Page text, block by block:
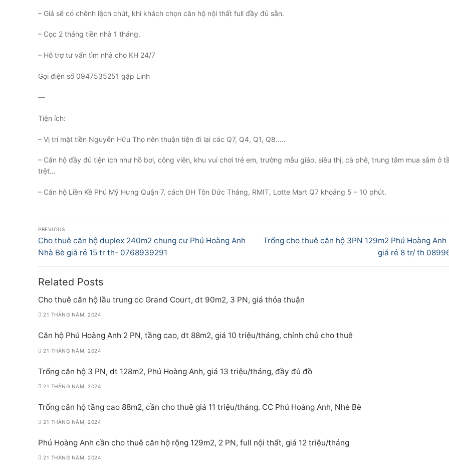
– Giá sẽ có chênh lệch chút, khi khách chọn căn hộ nội thất full đầy đủ sẵn.
– Cọc 2 tháng tiền nhà 1 tháng.
– Hỗ trợ tư vấn tìm nhà cho KH 24/7
Gọi điện số 0947535251 gặp Linh
—
Tiện ích:
– Vị trí mặt tiền Nguyễn Hữu Thọ nên thuận tiện đi lại các Q7, Q4, Q1, Q8…..
– Căn hộ đầy đủ tiện ích như hồ bơi, công viên, khu vui chơi trẻ em, trường mẫu giáo, siêu thị, cà phê, trung tâm mua sắm ở
trệt…
– Căn hộ Liền Kề Phú Mỹ Hưng Quận 7, cách ĐH Tôn Đức Thắng, RMIT, Lotte Mart Q7 khoảng 5 – 10 phút.
Điều
hướng
bài
viết
PREVIOUS
Previous
post:
Cho thuê căn hộ duplex 240m2 chung cư Phú Hoàng Anh
Nhà Bè giá rẻ 15 tr th- 0768939291
Next
Trống cho thuê căn hộ 3PN 129m2 Phú Hoàng Anh
giá rẻ 8 tr/ th
Related Posts
Cho thuê căn hộ lầu trung cc Grand Court, dt 90m2, 3 PN, giá thỏa thuận
21 THÁNG NĂM, 2024
Căn hộ Phú Hoàng Anh 2 PN, tầng cao, dt 88m2, giá 10 triệu/tháng, chính chủ cho thuê
21 THÁNG NĂM, 2024
Trống căn hộ 3 PN, dt 128m2, Phú Hoàng Anh, giá 13 triệu/tháng, đầy đủ đồ
21 THÁNG NĂM, 2024
Trống căn hộ tầng cao 88m2, cần cho thuê giá 11 triệu/tháng. CC Phú Hoàng Anh, Nhè Bè
21 THÁNG NĂM, 2024
Phú Hoàng Anh cần cho thuê căn hộ rộng 129m2, 2 PN, full nội thất, giá 12 triệu/tháng
21 THÁNG NĂM, 2024